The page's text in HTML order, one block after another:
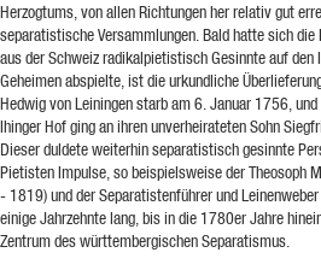
Herzogtums, von allen Richtungen her relativ gut
separatistische Versammlungen. Bald hatte sich
aus der Schweiz radikalpietistisch Gesinnte auf
Geheimen abspielte, ist die urkundliche
Hedwig von Leiningen starb am 6. Januar 1756,
Ihinger Hof ging an ihren unverheirateten Sohn
Dieser duldete weiterhin separatistisch gesinnte
Pietisten Impulse, so beispielsweise der Theosoph
- 1819) und der Separatistenführer und
einige Jahrzehnte lang, bis in die 1780er Jahre
Zentrum des württembergischen Separatismus.